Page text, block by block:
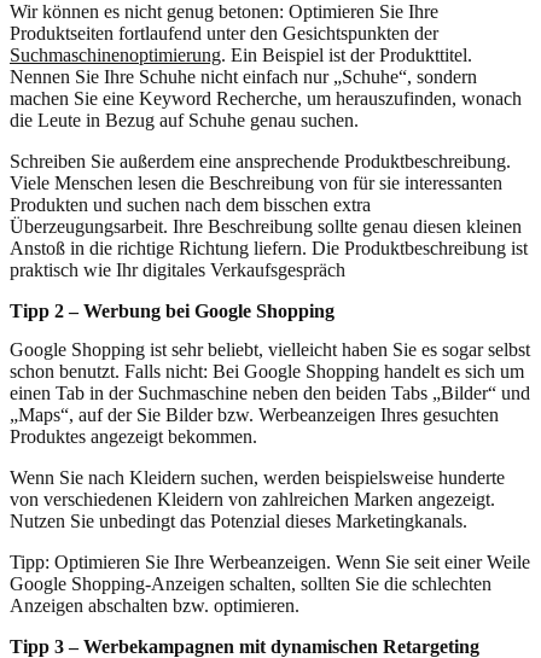
Wir können es nicht genug betonen: Optimieren Sie Ihre
Produktseiten fortlaufend unter den Gesichtspunkten der
Suchmaschinenoptimierung. Ein Beispiel ist der Produkttitel.
Nennen Sie Ihre Schuhe nicht einfach nur „Schuhe“, sondern
machen Sie eine Keyword Recherche, um herauszufinden, wonach
die Leute in Bezug auf Schuhe genau suchen.
Schreiben Sie außerdem eine ansprechende Produktbeschreibung.
Viele Menschen lesen die Beschreibung von für sie interessanten
Produkten und suchen nach dem bisschen extra
Überzeugungsarbeit. Ihre Beschreibung sollte genau diesen kleinen
Anstoß in die richtige Richtung liefern. Die Produktbeschreibung ist
praktisch wie Ihr digitales Verkaufsgespräch
Tipp 2 – Werbung bei Google Shopping
Google Shopping ist sehr beliebt, vielleicht haben Sie es sogar selbst
schon benutzt. Falls nicht: Bei Google Shopping handelt es sich um
einen Tab in der Suchmaschine neben den beiden Tabs „Bilder“ und
„Maps“, auf der Sie Bilder bzw. Werbeanzeigen Ihres gesuchten
Produktes angezeigt bekommen.
Wenn Sie nach Kleidern suchen, werden beispielsweise hunderte
von verschiedenen Kleidern von zahlreichen Marken angezeigt.
Nutzen Sie unbedingt das Potenzial dieses Marketingkanals.
Tipp: Optimieren Sie Ihre Werbeanzeigen. Wenn Sie seit einer Weile
Google Shopping-Anzeigen schalten, sollten Sie die schlechten
Anzeigen abschalten bzw. optimieren.
Tipp 3 – Werbekampagnen mit dynamischen Retargeting